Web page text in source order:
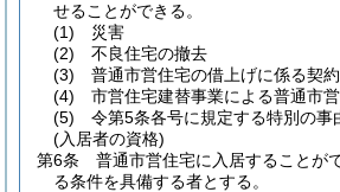
せることができる。
(1)
災害
(2)
不良住宅の撤去
(3)
普通市営住宅の借上げに係る契
(4)
市営住宅建替事業による普通市
(5)
令第5条各号に規定する特別の事
(入居者の資格)
第6条
普通市営住宅に入居することが
る条件を具備する者とする。